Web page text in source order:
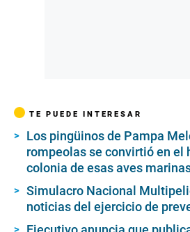
TE PUEDE INTERESAR
Los pingüinos de Pampa
rompeolas se convirtió en el
colonia de esas aves
Simulacro Nacional
noticias del ejercicio de